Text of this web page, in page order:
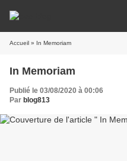
Accueil » In Memoriam
In Memoriam
Publié le 03/08/2020 à 00:06
Par blog813